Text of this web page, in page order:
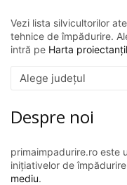
Vezi lista silvicultorilor
tehnice de împădurire.
intră pe Harta
Despre noi
primaimpadurire.ro este
inițiativelor de
mediu.